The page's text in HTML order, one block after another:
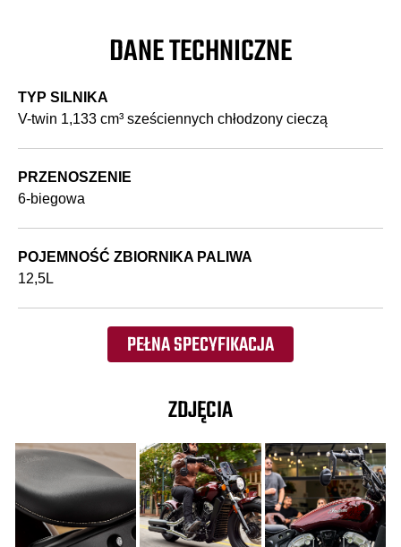
DANE TECHNICZNE
TYP SILNIKA
V-twin 1,133 cm³ sześciennych chłodzony cieczą
PRZENOSZENIE
6-biegowa
POJEMNOŚĆ ZBIORNIKA PALIWA
12,5L
PEŁNA SPECYFIKACJA
ZDJĘCIA